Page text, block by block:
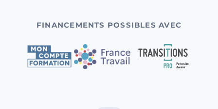
FINANCEMENTS POSSIBLES AVEC